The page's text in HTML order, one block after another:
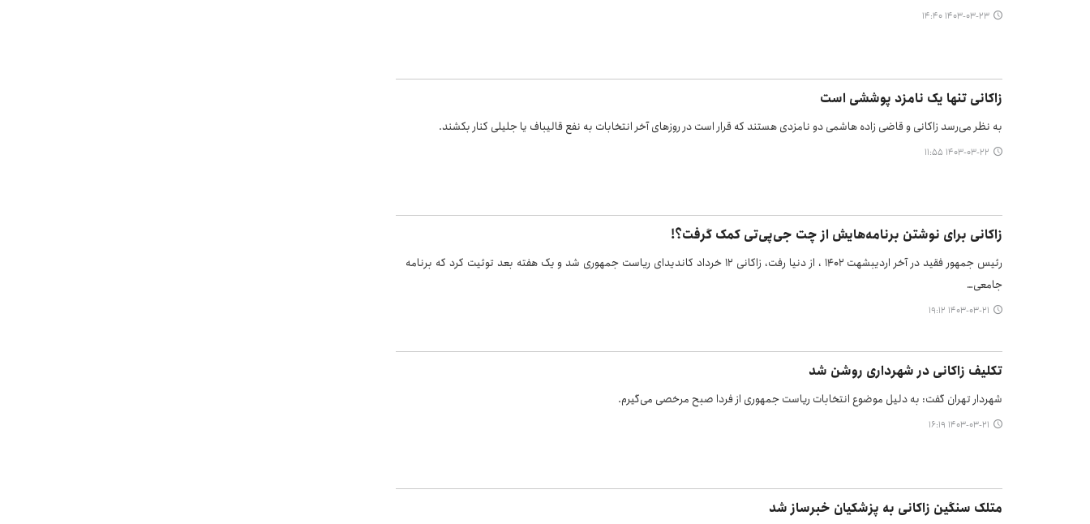
۱۴۰۳-۰۳-۲۳ ۱۴:۴۰
زاکانی تنها یک نامزد پوششی است
به نظر می‌رسد زاکانی و قاضی زاده هاشمی دو نامزدی هستند که قرار است در روز‌های آخر انتخابات به نفع قالیباف یا جلیلی کنار بکشند.
۱۴۰۳-۰۳-۲۲ ۱۱:۵۵
زاکانی برای نوشتن برنامه‌هایش از چت جی‌پی‌تی کمک گرفت؟!
رئیس جمهور فقید در آخر اردیبشهت ۱۴۰۲ ، از دنیا رفت، زاکانی ۱۲ خرداد کاندیدای ریاست جمهوری شد و یک هفته بعد توئیت کرد که برنامه
جامعی…
۱۴۰۳-۰۳-۲۱ ۱۹:۱۲
تکلیف زاکانی در شهرداری روشن شد
شهردار تهران گفت: به دلیل موضوع انتخابات ریاست جمهوری از فردا صبح مرخصی می‌گیرم.
۱۴۰۳-۰۳-۲۱ ۱۶:۱۹
متلک سنگین زاکانی به پزشکیان خبرساز شد